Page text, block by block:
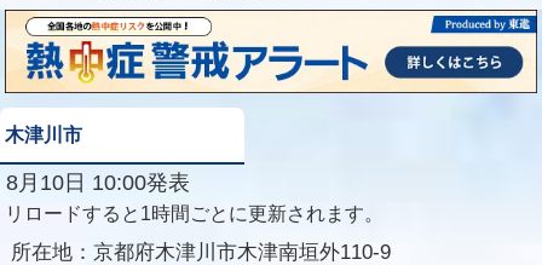
木津川市
8月10日 10:00発表
リロードすると1時間ごとに更新されます。
所在地： 京都府木津川市木津南垣外110-9